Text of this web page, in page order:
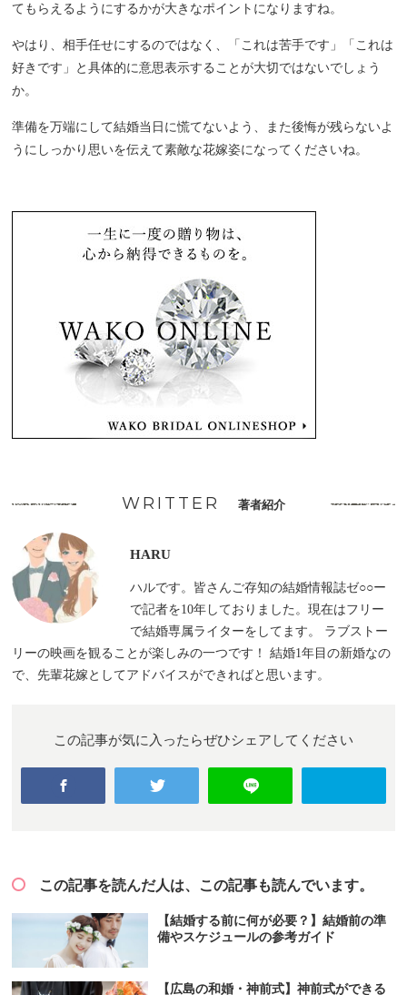
てもらえるようにするかが大きなポイントになりますね。
やはり、相手任せにするのではなく、「これは苦手です」「これは
好きです」と具体的に意思表示することが大切ではないでしょう
か。
準備を万端にして結婚当日に慌てないよう、また後悔が残らないよ
うにしっかり思いを伝えて素敵な花嫁姿になってくださいね。
WRITTER 著者紹介
HARU
ハルです。皆さんご存知の結婚情報誌ゼ○○ー
で記者を10年しておりました。現在はフリー
で結婚専属ライターをしてます。 ラブストー
リーの映画を観ることが楽しみの一つです！ 結婚1年目の新婚なの
で、先輩花嫁としてアドバイスができればと思います。
この記事が気に入ったらぜひシェアしてください
この記事を読んだ人は、この記事も読んでいます。
【結婚する前に何が必要？】結婚前の準
備やスケジュールの参考ガイド
【広島の和婚・神前式】神前式ができる